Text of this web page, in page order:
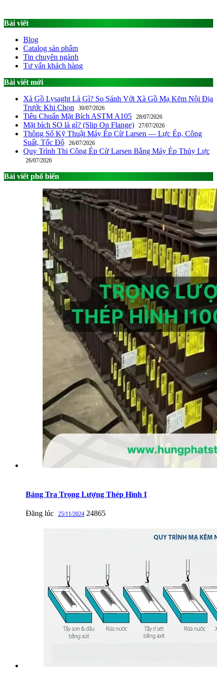
Bài viết
Blog
Catalog sản phẩm
Tin chuyên ngành
Tư vấn khách hàng
Bài viết mới
Xà Gồ Lysaght Là Gì? So Sánh Với Xà Gồ Mạ Kẽm Nội Địa
Trước Khi Chọn
30/07/2026
Tiêu Chuẩn Mặt Bích ASTM A105 28/07/2026
Mặt bích SO là gì? (Slip On Flange) 27/07/2026
Thông Số Kỹ Thuật Máy Ép Cừ Larsen — Lực Ép, Công
Suất, Tốc Độ
26/07/2026
Quy Trình Thi Công Ép Cừ Larsen Bằng Máy Ép Thủy Lực
26/07/2026
Bài viết phổ biến
Bảng Tra Trọng Lượng Thép Hình I
Đăng lúc 25/11/2024 24865